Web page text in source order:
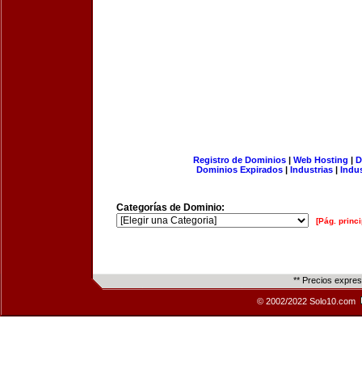
Registro de Dominios| Web Hosting |
Dominios Expirados | Industrias |
Categorías de Dominio:
[Pág.
** Precios
© 2002/2022 Solo10.com